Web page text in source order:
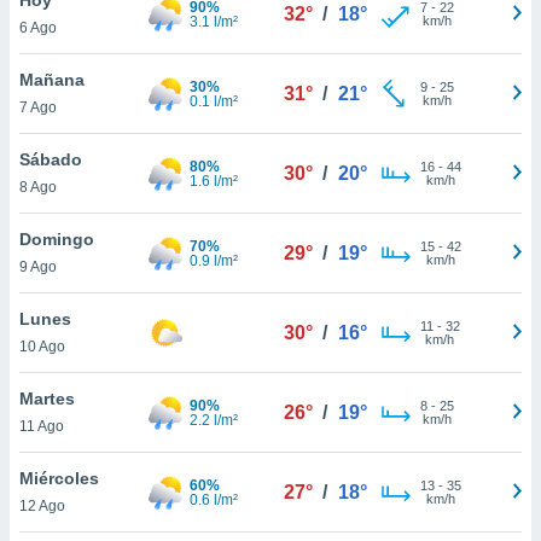
en
más
nuestra
de
cookies
aceptar
6 Ago
90%
3.1 l/m²
32° / 18° 7- 22
km/h
Mañana
7 Ago
30%
0.1 l/m²
31° / 21° 9- 25
km/h
Sábado
8 Ago
80%
1.6 l/m²
30° / 20° 16- 44
km/h
Domingo
9 Ago
70%
0.9 l/m²
29° / 19° 15- 42
km/h
Lunes
10 Ago
30° / 16° 11 - 32
km/h
Martes
11 Ago
90%
2.2 l/m²
26° / 19° 8- 25
km/h
Miércoles
12 Ago
60%
0.6 l/m²
27° / 18° 13- 35
km/h